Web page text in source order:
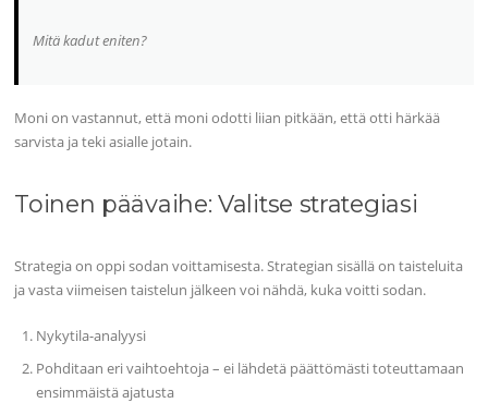
Mitä kadut eniten?
Moni on vastannut, että moni odotti liian pitkään, että otti härkää
sarvista ja teki asialle jotain.
Toinen päävaihe: Valitse strategiasi
Strategia on oppi sodan voittamisesta. Strategian sisällä on taisteluita
ja vasta viimeisen taistelun jälkeen voi nähdä, kuka voitti sodan.
Nykytila-analyysi
Pohditaan eri vaihtoehtoja – ei lähdetä päättömästi toteuttamaan
ensimmäistä ajatusta